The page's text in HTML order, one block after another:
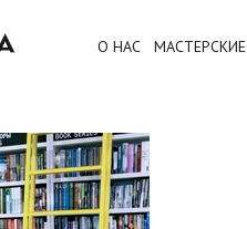
О НАС МАСТЕРСКИЕ